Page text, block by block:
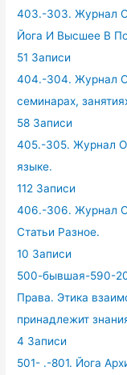
403.-303. Журнал
Йога И Высшее В
51 Записи
404.-304. Журнал
семинарах,
58 Записи
405.-305. Журнал
языке.
112 Записи
406.-306. Журнал
Статьи Разное.
10 Записи
500-бывшая-590-
Права. Этика
принадлежит
4 Записи
501- .-801. Йога